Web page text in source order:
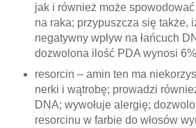
jak i również może
na raka; przypuszcza się także,
negatywny wpływ na łańcuch
dozwolona ilość PDA wynosi
resorcin – amin ten ma
nerki i wątrobę; prowadzi
DNA; wywołuje alergię;
resorcinu w farbie do włosów